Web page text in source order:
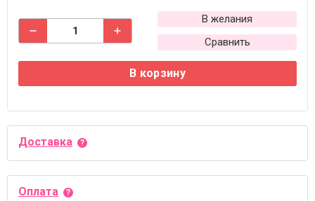
В желания
Сравнить
В корзину
Доставка
Оплата